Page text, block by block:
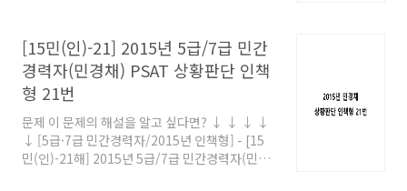
다. 15 10 13 27 12 22 25 ■ 위 과정을 한 번 더
반복하면 다음과 같다. (2) 피벗보다 큰 수 중 가
장 왼쪽의 수는 27이다. (3) 피벗보다 작은 수 중
가장 오른쪽의 수는 12이다. (4) 두 수의 위치를
교환하면 다음과 같다. 15 10 13 12 27 22 25
[15민(인)-21] 2015년 5급/7급 민간
경력자(민경채) PSAT 상황판단 인책
형 21번
문제 이 문제의 해설을 알고 싶다면? ↓ ↓ ↓ ↓
↓ [5급·7급 민간경력자/2015년 인책형] - [15
민(인)-21해] 2015년 5급/7급 민간경력자(민경